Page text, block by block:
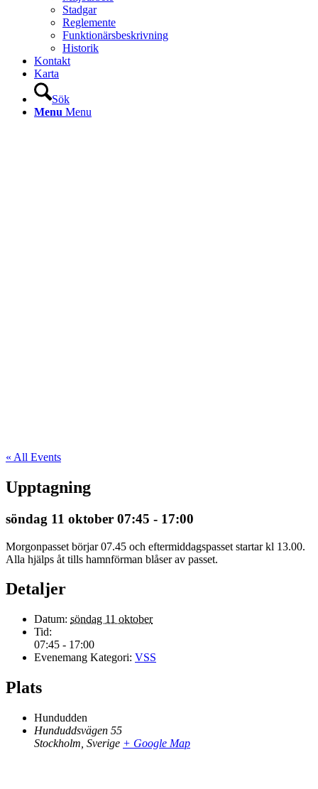
Stadgar
Reglemente
Funktionärsbeskrivning
Historik
Kontakt
Karta
Sök
Menu Menu
« All Events
Upptagning
söndag 11 oktober 07:45 - 17:00
Morgonpasset börjar 07.45 och eftermiddagspasset startar kl 13.00.
Alla hjälps åt tills hamnförman blåser av passet.
Detaljer
Datum: söndag 11 oktober
Tid:
07:45 - 17:00
Evenemang Kategori: VSS
Plats
Hundudden
Hunduddsvägen 55
Stockholm Sverige + Google Map